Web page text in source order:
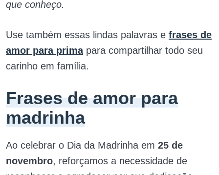
que conheço.
Use também essas lindas palavras e frases de
amor para primapara compartilhar todo seu
carinho em família.
Frases de amor para
madrinha
Ao celebrar o Dia da Madrinha em 25 de
novembro, reforçamos a necessidade de